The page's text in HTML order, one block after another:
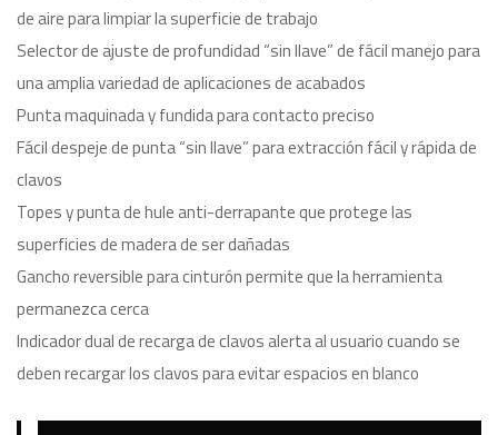
de aire para limpiar la superficie de trabajo
Selector de ajuste de profundidad “sin llave” de fácil manejo para
una amplia variedad de aplicaciones de acabados
Punta maquinada y fundida para contacto preciso
Fácil despeje de punta “sin llave” para extracción fácil y rápida de
clavos
Topes y punta de hule anti-derrapante que protege las
superficies de madera de ser dañadas
Gancho reversible para cinturón permite que la herramienta
permanezca cerca
Indicador dual de recarga de clavos alerta al usuario cuando se
deben recargar los clavos para evitar espacios en blanco